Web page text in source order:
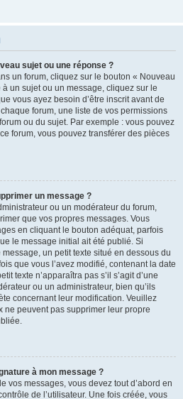
sujet ou une réponse ?
un forum, cliquez sur le bouton « Nouveau
un sujet ou un message, cliquez sur le
vous ayez besoin d’être inscrit avant de
forum, une liste de vos permissions
ou du sujet. Par exemple : vous pouvez
forum, vous pouvez transférer des pièces
un message ?
ou un modérateur du forum,
que vos propres messages. Vous
en cliquant le bouton adéquat, parfois
le message initial ait été publié. Si
un petit texte situé en dessous du
que vous l’avez modifié, contenant la date
texte n’apparaîtra pas s’il s’agit d’une
ou un administrateur, bien qu’ils
concernant leur modification. Veuillez
ne peuvent pas supprimer leur propre
à mon message ?
vos messages, vous devez tout d’abord en
de l’utilisateur. Une fois créée, vous